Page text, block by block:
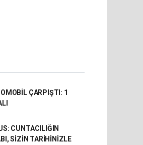
ÇARPIŞTI: 1
CUNTACILIĞIN
SİZİN TARİHİNİZLE